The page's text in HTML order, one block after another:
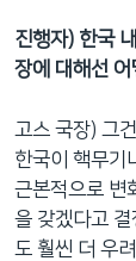
진행자) 한국
장에 대해선
고스 국장) 그
한국이 핵무기
근본적으로 변
을 갖겠다고
도 훨씬 더 우